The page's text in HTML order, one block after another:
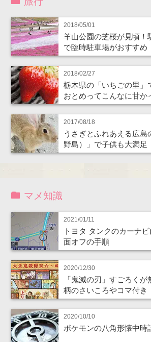
2018/05/01
羊山公園の芝桜が見頃！
で臨時駐車場がおすすめ
2018/02/27
栃木県の「いちごの里」
おとめってこんなに甘
2017/08/18
うさぎとふれあえる広島
野島）」で子供も大満足
マメ知識
2021/01/11
トヨタ タンクのカーナ
面オフの手順
2020/12/30
「鬼滅の刃」すごろく
柄のさいころやコマ付き
2020/10/10
ポケモンの八角形懐中時